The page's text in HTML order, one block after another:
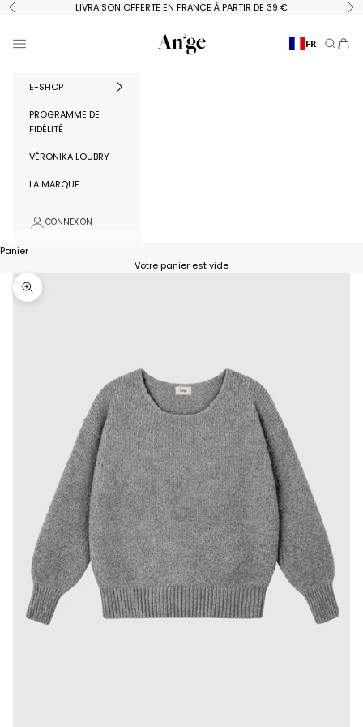
Passer au contenu
Précédent LIVRAISON OFFERTE EN FRANCE À PARTIR DE 39 €
Ange Paris
Menu FR
E-SHOP
PROGRAMME DE
FIDÉLITÉ
VÉRONIKA LOUBRY
LA MARQUE
CONNEXION
Panier
Votre panier est vide
Zoomer sur l'image